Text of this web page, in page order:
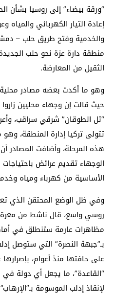
“ورقة بيضاء” إلى روسيا بشأن
إعادة التيار الكهربائي والمياه
والخدمية وفتح طريق حلب –
منطقة دارة عزة نحو حلب
الثقيل من المعارضة.
وهو ما أكدت بعضه مصادر
حيث قالت إن وجهاء محليين
“تل الطوقان” شرقي سراقب،
تتولى تركيا إدارة المنطقة،
هذه المرحلة، وأضافت المصادر
الوجهاء تقديم عرائض
الأساسية من كهرباء ومياه
وفي ظل الوضع المحتقن الذي
روسي واسع، قال ناشط من معرة
مظاهرات عارمة ستنطلق في
بـ”جبهة النصرة” التي ستوصل
على حافتها منذ أعوام،
“القاعدة”، ما يجعل أي دولة في
لإنقاذ إدلب الموسومة